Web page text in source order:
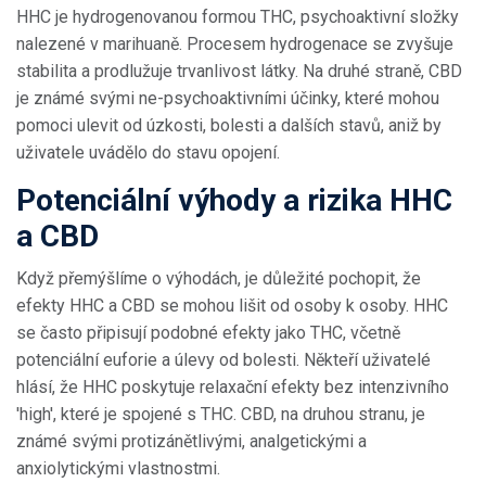
HHC je hydrogenovanou formou THC, psychoaktivní složky
nalezené v marihuaně. Procesem hydrogenace se zvyšuje
stabilita a prodlužuje trvanlivost látky. Na druhé straně, CBD
je známé svými ne-psychoaktivními účinky, které mohou
pomoci ulevit od úzkosti, bolesti a dalších stavů, aniž by
uživatele uvádělo do stavu opojení.
Potenciální výhody a rizika HHC
a CBD
Když přemýšlíme o výhodách, je důležité pochopit, že
efekty HHC a CBD se mohou lišit od osoby k osoby. HHC
se často připisují podobné efekty jako THC, včetně
potenciální euforie a úlevy od bolesti. Někteří uživatelé
hlásí, že HHC poskytuje relaxační efekty bez intenzivního
'high', které je spojené s THC. CBD, na druhou stranu, je
známé svými protizánětlivými, analgetickými a
anxiolytickými vlastnostmi.